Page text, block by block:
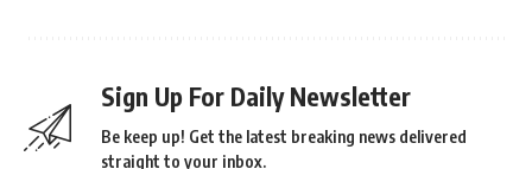
Sign Up For Daily Newsletter
Be keep up! Get the latest breaking news delivered
straight to your inbox.